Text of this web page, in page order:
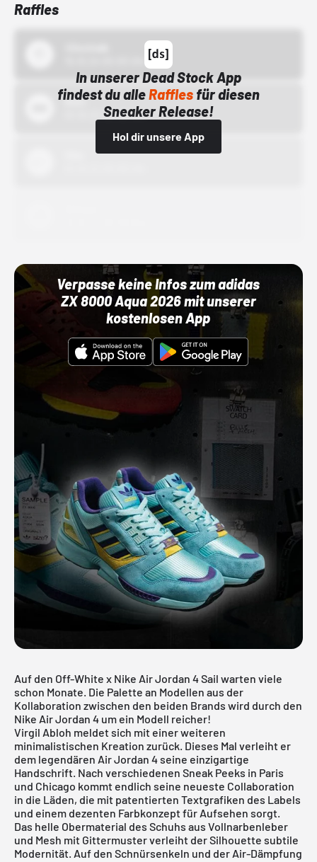
Raffles
In unserer Dead Stock App
findest du alleRafflesfür diesen
Sneaker Release!
Hol dir unsere App
Bstn
01.10.22 00:00 Uhr
Verpasse keine Infos zum adidas
ZX 8000 Aqua 2026 mit unserer
kostenlosen App
Auf den Off-White x Nike Air Jordan 4 Sail warten viele
schon Monate. Die Palette an Modellen aus der
Kollaboration zwischen den beiden Brands wird durch den
Nike Air Jordan 4 um ein Modell reicher!
Virgil Abloh meldet sich mit einer weiteren
minimalistischen Kreation zurück. Dieses Mal verleiht er
dem legendären Air Jordan 4 seine einzigartige
Handschrift. Nach verschiedenen Sneak Peeks in Paris
und Chicago kommt endlich seine neueste Collaboration
in die Läden, die mit patentierten Textgrafiken des Labels
und einem dezenten Farbkonzept für Aufsehen sorgt.
Das helle Obermaterial des Schuhs aus Vollnarbenleber
und Mesh mit Gittermuster verleiht der Silhouette subtile
Modernität. Auf den Schnürsenkeln und der Air-Dämpfung